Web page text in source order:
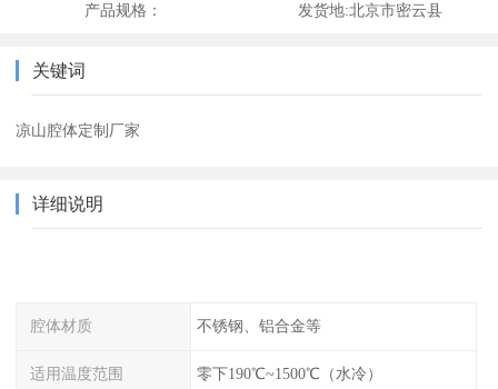
产品规格： 发货地:北京市密云县
关键词
凉山腔体定制厂家
详细说明
腔体材质 不锈钢、铝合金等
适用温度范围 零下190℃~1500℃（水冷）